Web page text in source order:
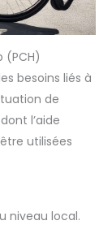
(PCH)
besoins liés à
de
l’aide
utilisées
niveau local.